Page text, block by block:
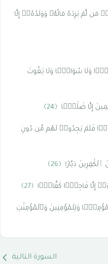
لَّمْ يَزِدْهُ مَالُهُۥ وَوَلَدُهُۥٓ إِلَّا
وَدًّۭا وَلَا سُوَاعًۭا وَلَا يَغُوثَ
إِلَّا ضَلَٰلًۭا ﴿24﴾
فَلَمْ يَجِدُوا۟ لَهُم مِّن دُونِ
دَيَّارًا ﴿26﴾
إِلَّا فَاجِرًۭا كَفَّارًۭا ﴿27﴾
مُؤْمِنًۭا وَلِلْمُؤْمِنِينَ وَٱلْمُؤْمِنَٰتِ
السورة التالية